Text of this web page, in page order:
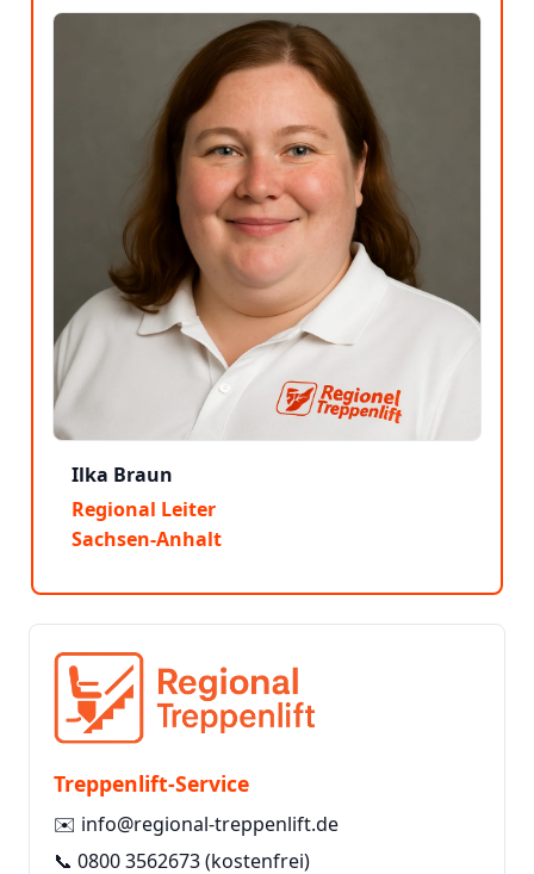
Ilka Braun
Regional Leiter
Sachsen-Anhalt
Treppenlift-Service
✉️ info@regional-treppenlift.de
📞 0800 3562673(kostenfrei)